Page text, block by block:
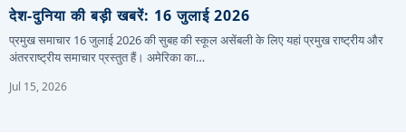
देश-दुनिया की बड़ी खबरें: 16 जुलाई 2026
प्रमुख समाचार 16 जुलाई 2026 की सुबह की स्कूल असेंबली के लिए यहां प्रमुख राष्ट्रीय और
अंतरराष्ट्रीय समाचार प्रस्तुत हैं। अमेरिका का…
Jul 15, 2026